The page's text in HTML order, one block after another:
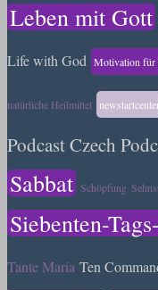
Leben mit Gott
Life with God Motivation für
natürliche Heilmittel
Podcast Czech
Sabbat Schöpfung
Siebenten-
Tante Maria Ten